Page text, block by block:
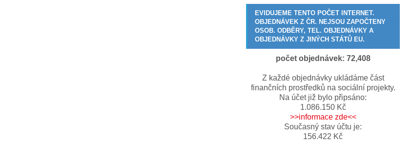
EVIDUJEME TENTO POČET INTERNET.
OBJEDNÁVEK Z ČR. NEJSOU ZAPOČTENY
OSOB. ODBĚRY, TEL. OBJEDNÁVKY A
OBJEDNÁVKY Z JINÝCH STÁTŮ EU.
počet objednávek: 72,410
Z každé objednávky ukládáme část
finančních prostředků na sociální projekty.
Na účet již bylo připsáno:
1.086.150 Kč
>>informace zde<<
Současný stav účtu je:
156.422 Kč